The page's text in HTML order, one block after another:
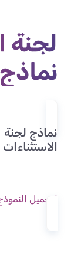
لجنة
نماذج لجنة
الاستثناءات
لتحميل